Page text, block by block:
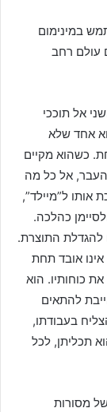
במינימום
עולם רחב
אל תוככי
אחד שלא
כשהוא מקיים
העבר, אל כל מה
אותו ל”מיילד”,
כהלכה.
להגדלת התוצרת.
אובד תחת
כוחותיו. הוא
להתאים
בעבודתו,
תכליתן, לכל
מסורות